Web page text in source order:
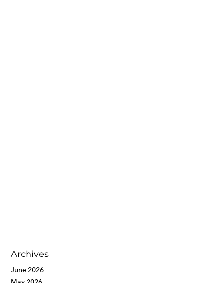
Archives
June 2026